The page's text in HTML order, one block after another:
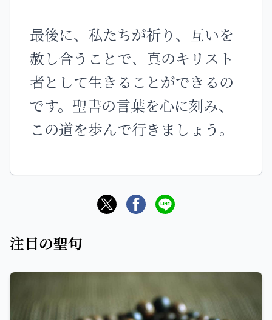
最後に、私たちが祈り、互いを
赦し合うことで、真のキリスト
者として生きることができるの
です。聖書の言葉を心に刻み、
この道を歩んで行きましょう。
注目の聖句